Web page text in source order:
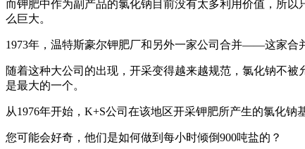
而钾肥中作为副产品的氯化钠目前没有太多利用价值，所
么巨大。
1973年，温特斯豪尔钾肥厂和另外一家公司合并——这家合
随着这种大公司的出现，开采变得越来越规范，氯化钠不
是最大的一个。
从1976年开始，K+S公司在该地区开采钾肥所产生的氯化
您可能会好奇，他们是如何做到每小时倾倒900吨盐的？